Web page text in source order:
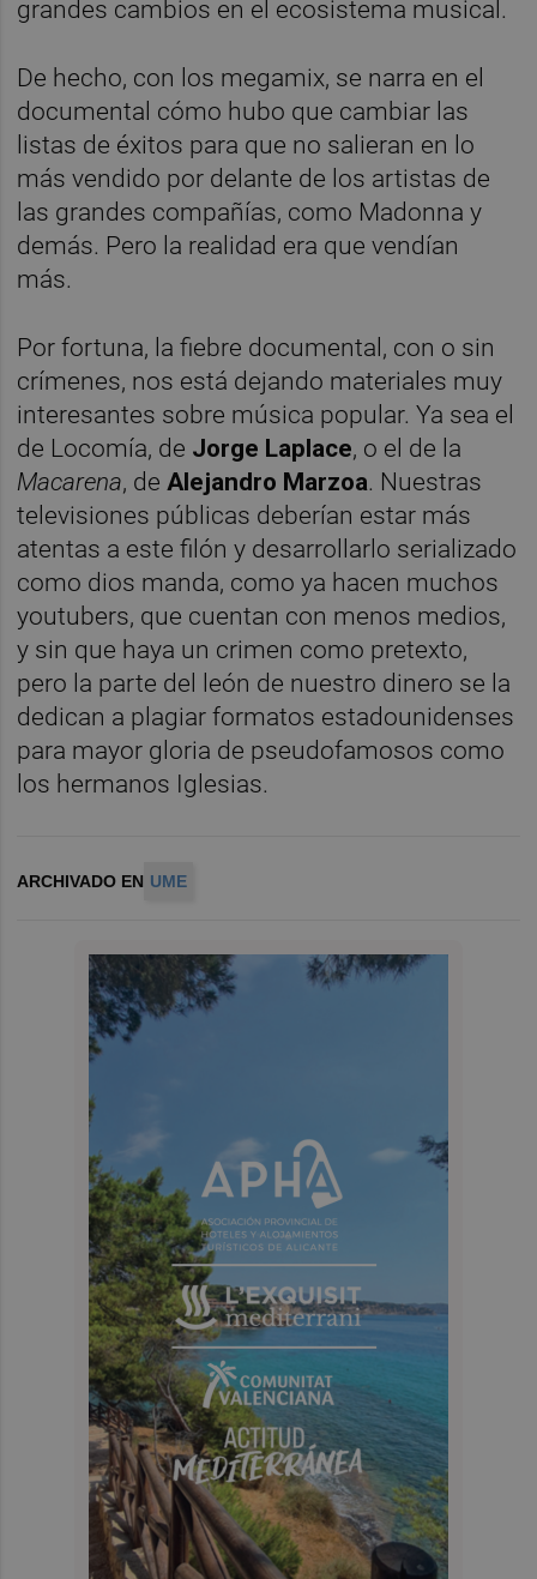
grandes cambios en el ecosistema musical.
De hecho, con los megamix, se narra en el
documental cómo hubo que cambiar las
listas de éxitos para que no salieran en lo
más vendido por delante de los artistas de
las grandes compañías, como Madonna y
demás. Pero la realidad era que vendían
más.
Por fortuna, la fiebre documental, con o sin
crímenes, nos está dejando materiales muy
interesantes sobre música popular. Ya sea el
de Locomía, de Jorge Laplace, o el de la
Macarena, deAlejandro Marzoa. Nuestras
televisiones públicas deberían estar más
atentas a este filón y desarrollarlo serializado
como dios manda, como ya hacen muchos
youtubers, que cuentan con menos medios,
y sin que haya un crimen como pretexto,
pero la parte del león de nuestro dinero se la
dedican a plagiar formatos estadounidenses
para mayor gloria de pseudofamosos como
los hermanos Iglesias.
ARCHIVADO EN UME